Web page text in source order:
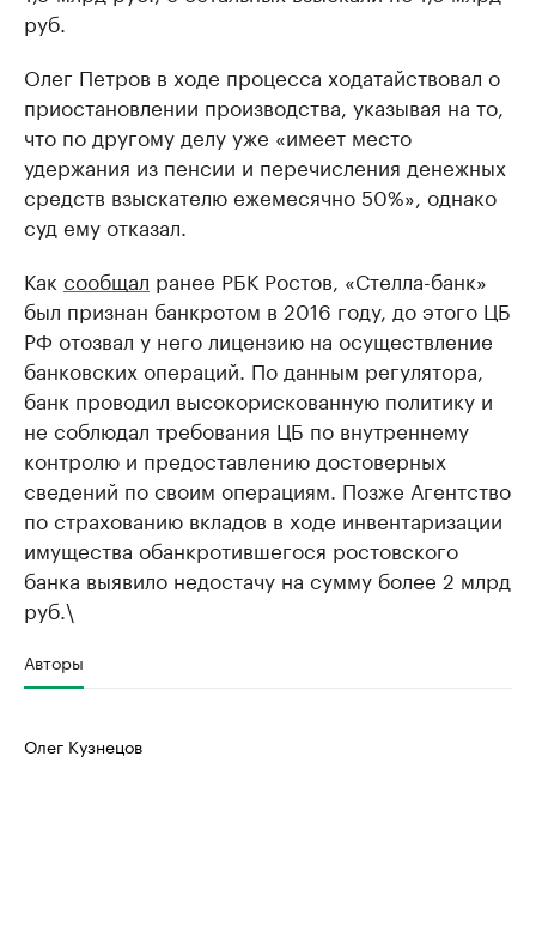
руб.
Олег Петров в ходе процесса ходатайствовал о
приостановлении производства, указывая на то,
что по другому делу уже «имеет место
удержания из пенсии и перечисления денежных
средств взыскателю ежемесячно 50%», однако
суд ему отказал.
Как сообщал ранее РБК Ростов, «Стелла-банк»
был признан банкротом в 2016 году, до этого ЦБ
РФ отозвал у него лицензию на осуществление
банковских операций. По данным регулятора,
банк проводил высокорискованную политику и
не соблюдал требования ЦБ по внутреннему
контролю и предоставлению достоверных
сведений по своим операциям. Позже Агентство
по страхованию вкладов в ходе инвентаризации
имущества обанкротившегося ростовского
банка выявило недостачу на сумму более 2 млрд
руб.\
Авторы
Олег Кузнецов